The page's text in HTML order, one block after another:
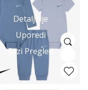
Detaljnije
Uporedi
Brzi Pregled